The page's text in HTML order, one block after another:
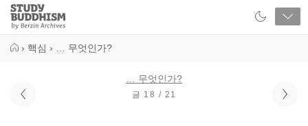
Close
Study
Buddhism
› 핵심 › … 무엇인가?
… 무엇인가?
글 18 / 21